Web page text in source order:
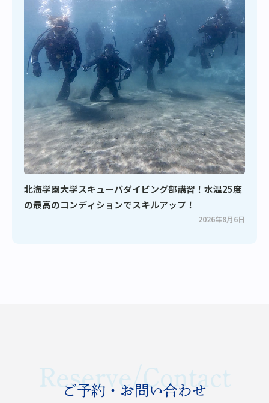
北海学園大学スキューバダイビング部講習！水温25度
の最高のコンディションでスキルアップ！
2026年8月6日
Reserve/Contact
ご予約・お問い合わせ